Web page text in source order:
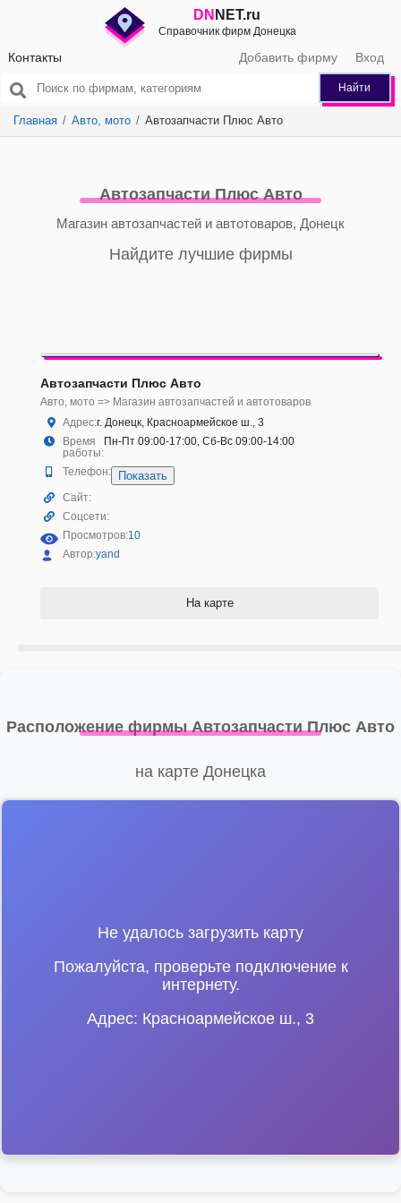
DN NET.ru
Справочник фирм Донецка
Контакты Добавить фирму Вход
Найти
Главная Авто, мото Автозапчасти Плюс Авто
Автозапчасти Плюс Авто
Магазин автозапчастей и автотоваров, Донецк
Найдите лучшие фирмы
Автозапчасти Плюс Авто
Авто, мото => Магазин автозапчастей и автотоваров
Адрес:г. Донецк, Красноармейское ш., 3
Время
работы:
Пн-Пт 09:00-17:00, Сб-Вс 09:00-14:00
Телефон: Показать
Сайт:
Соцсети:
Просмотров:10
Автор:yand
На карте
Расположение фирмы Автозапчасти Плюс Авто
на карте Донецка
Не удалось загрузить карту
Пожалуйста, проверьте подключение к
интернету.
Адрес: Красноармейское ш., 3